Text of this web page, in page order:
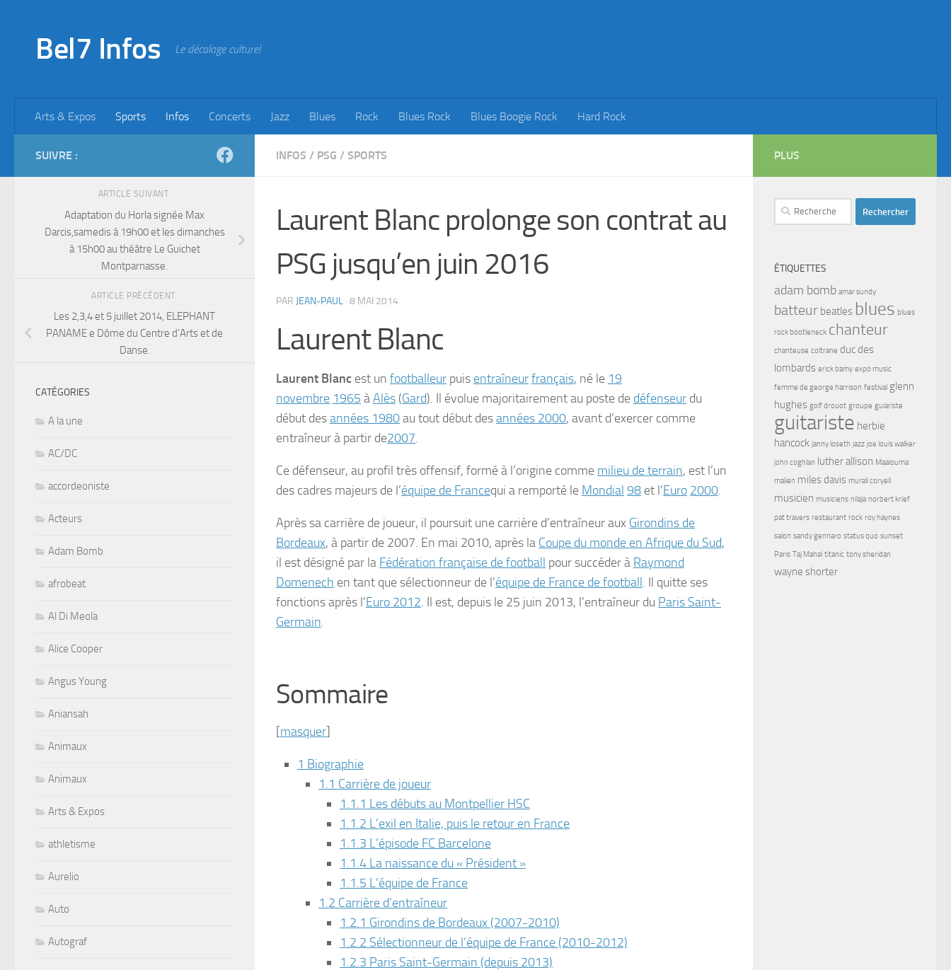
Bel7 Infos Le décalage culturel
Arts & Expos Sports Infos Concerts Jazz Blues Rock Blues Rock Blues Boogie Rock Hard Rock
INFOS / PSG / SPORTS
Laurent Blanc prolonge son contrat au
PSG jusqu’en juin 2016
PAR JEAN-PAUL · 8 MAI 2014
Laurent Blanc
Laurent Blanc est un footballeur puis entraîneurfrançais, né le 19
novembre 1965 àAlès (Gard). Il évolue majoritairement au poste de défenseur du
début desannées 1980au tout début desannées 2000, avant d’exercer comme
entraîneur à partir de2007.
Ce défenseur, au profil très offensif, formé à l’origine comme milieu de terrain, est l’un
des cadres majeurs de l’équipe de Francequi a remporté le Mondial 98 et l’Euro 2000.
Après sa carrière de joueur, il poursuit une carrière d’entraîneur aux Girondins de
Bordeaux, à partir de 2007. En mai 2010, après la Coupe du monde en Afrique du Sud,
il est désigné par la Fédération française de football pour succéder à Raymond
Domenech en tant que sélectionneur de l’équipe de France de football. Il quitte ses
fonctions après l’Euro 2012. Il est, depuis le 25 juin 2013, l’entraîneur du Paris Saint-
Germain.
Sommaire
[masquer]
1 Biographie
1.1 Carrière de joueur
1.1.1 Les débuts au Montpellier HSC
1.1.2 L’exil en Italie, puis le retour en France
1.1.3 L’épisode FC Barcelone
1.1.4 La naissance du « Président »
1.1.5 L’équipe de France
1.2 Carrière d’entraîneur
1.2.1 Girondins de Bordeaux (2007-2010)
1.2.2 Sélectionneur de l’équipe de France (2010-2012)
1.2.3 Paris Saint-Germain (depuis 2013)
SUIVRE :
ARTICLE SUIVANT
Adaptation du Horla signée Max
Darcis,samedis à 19h00 et les dimanches
à 15h00 au théâtre Le Guichet
Montparnasse.
ARTICLE PRÉCÉDENT
Les 2,3,4 et 5 juillet 2014, ELEPHANT
PANAME e Dôme du Centre d’Arts et de
Danse.
CATÉGORIES
A la une
AC/DC
accordeoniste
Acteurs
Adam Bomb
afrobeat
Al Di Meola
Alice Cooper
Angus Young
Aniansah
Animaux
Animaux
Arts & Expos
athletisme
Aurelio
Auto
Autograf
PLUS
Rechercher :
ÉTIQUETTES
adam bomb amar sundy
batteur beatles blues blues
rock bootleneck chanteur
chanteuse coltrane duc des
lombards erick bamy expo music
femme de george harrison festival glenn
hughes golf drouot groupe guiariste
guitariste herbie
hancock janny loseth jazz joe louis walker
john coghlan luther allison Maalouma
malien miles davis murali coryell
musicien musiciens nilaja norbert krief
pat travers restaurant rock roy haynes
salon sandy gennaro status quo sunset
Paris Taj Mahal titanic tony sheridan
wayne shorter